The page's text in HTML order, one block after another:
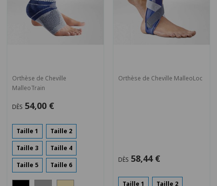
Orthèse de Cheville
MalleoTrain
DÈS 54,00 €
Taille 1 Taille 2
Taille 3 Taille 4
Taille 5 Taille 6
Orthèse de Cheville MalleoLoc
DÈS 58,44 €
Taille 1 Taille 2